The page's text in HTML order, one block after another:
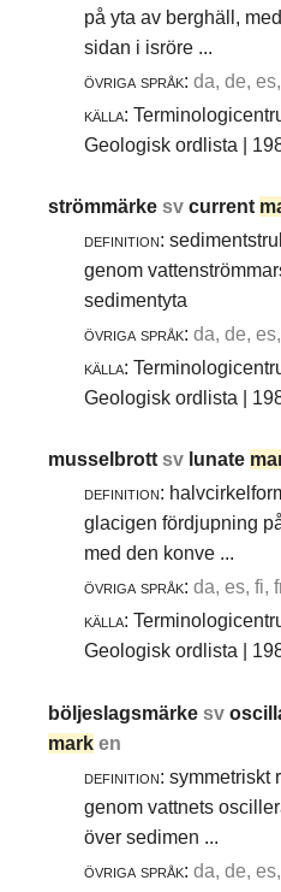
på yta av berghäll,
sidan i isröre ...
övriga språk: da, de,
källa:
Geologisk ordlista |
strömmärkesvcurrent
definition:
genom
sedimentyta
övriga språk: da, de,
källa:
Geologisk ordlista |
musselbrottsv lunate
definition:
glacigen fördjupning
med den konve ...
övriga språk: da, es, fi,
källa:
Geologisk ordlista |
böljeslagsmärkesv
mark en
definition: symmetriskt
genom vattnets
över sedimen ...
övriga språk: da, de,